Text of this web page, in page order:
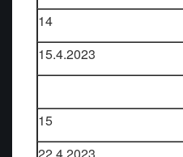
14
15.4.2023
15
22.4.2023